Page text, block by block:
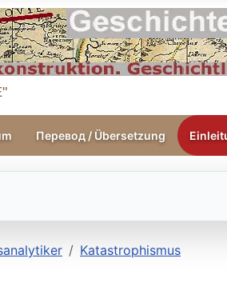
Перевод / Übersetzung
Katastrophismus